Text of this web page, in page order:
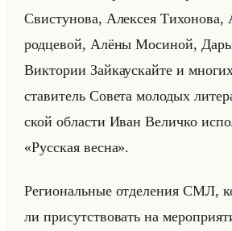
Сви­сту­но­ва, Алек­сея
род­це­вой, Алёны Мо­си­ной,
Вик­то­рии Зайка­ус­кайте и
ста­ви­тель Со­ве­та мо­ло­дых
ской об­ла­сти Иван Ве­лич­ко
«Русская весна».
Ре­ги­ональные от­де­ле­ния СМЛ,
ли при­сут­ство­вать на